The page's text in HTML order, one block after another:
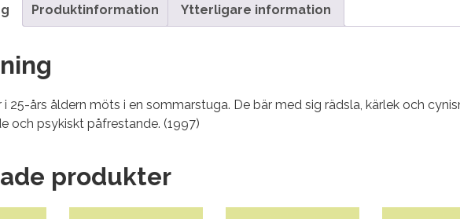
Produktinformation Ytterligare information
i 25-års åldern möts i en sommarstuga. De bär med sig rädsla, kärlek och
och psykiskt påfrestande. (1997)
produkter